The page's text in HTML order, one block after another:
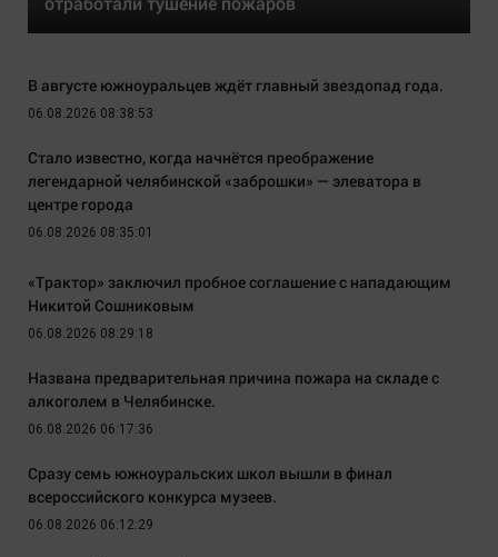
В августе южноуральцев ждёт главный звездопад года.
06.08.2026 08:38:53
Стало известно, когда начнётся преображение
легендарной челябинской «заброшки» — элеватора в
центре города
06.08.2026 08:35:01
«Трактор» заключил пробное соглашение с нападающим
Никитой Сошниковым
06.08.2026 08:29:18
Названа предварительная причина пожара на складе с
алкоголем в Челябинске.
06.08.2026 06:17:36
Сразу семь южноуральских школ вышли в финал
всероссийского конкурса музеев.
06.08.2026 06:12:29